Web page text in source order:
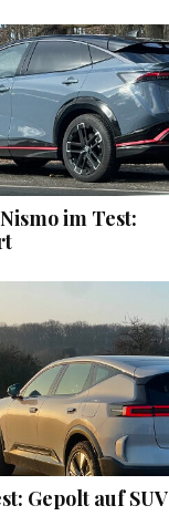
im Test:
Gepolt auf SUV